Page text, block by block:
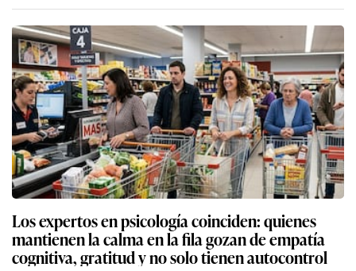
Los expertos en psicología coinciden: quienes
mantienen la calma en la fila gozan de empatía
cognitiva, gratitud y no solo tienen autocontrol